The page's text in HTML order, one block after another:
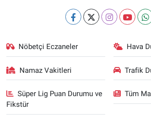
Nöbetçi Eczaneler Hava
Namaz Vakitleri Trafik
Süper Lig Puan Durumu ve
Fikstür
Tüm